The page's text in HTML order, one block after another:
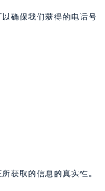
确保我们获得的电话号
获取的信息的真实性。